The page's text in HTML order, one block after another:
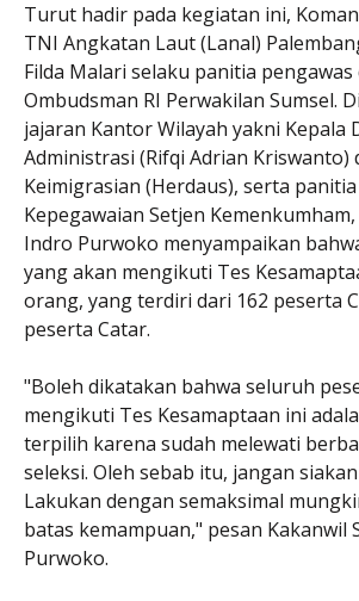
Turut hadir pada kegiatan ini,
TNI Angkatan Laut (Lanal)
Filda Malari selaku panitia pengawas
Ombudsman RI Perwakilan Sumsel.
jajaran Kantor Wilayah yakni Kepala
Administrasi (Rifqi Adrian Kriswanto)
Keimigrasian (Herdaus), serta
Kepegawaian Setjen
Indro Purwoko menyampaikan
yang akan mengikuti Tes
orang, yang terdiri dari 162 peserta
peserta Catar.
"Boleh dikatakan bahwa seluruh
mengikuti Tes Kesamaptaan ini
terpilih karena sudah melewati
seleksi. Oleh sebab itu, jangan
Lakukan dengan semaksimal
batas kemampuan," pesan Kakanwil
Purwoko.